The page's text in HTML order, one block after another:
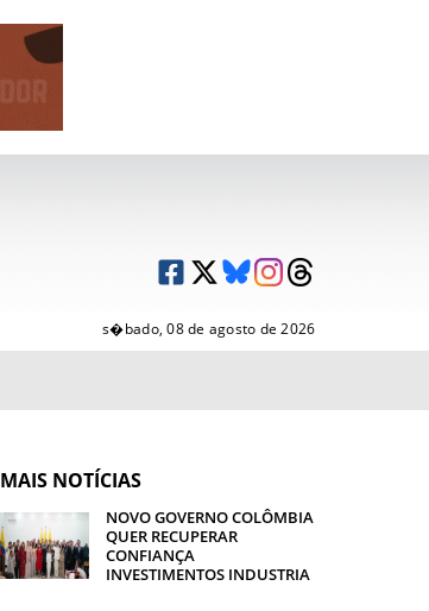
s�bado, 08 de agosto de 2026
MAIS NOTÍCIAS
NOVO GOVERNO COLÔMBIA
QUER RECUPERAR
CONFIANÇA
INVESTIMENTOS INDUSTRIA